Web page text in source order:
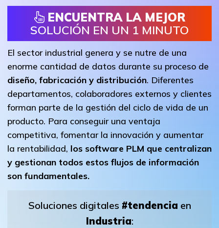
ENCUENTRA LA MEJOR
SOLUCIÓN EN UN 1 MINUTO
El sector industrial genera y se nutre de una
enorme cantidad de datos durante su proceso de
diseño, fabricación y distribución. Diferentes
departamentos, colaboradores externos y clientes
forman parte de la gestión del ciclo de vida de un
producto. Para conseguir una ventaja
competitiva, fomentar la innovación y aumentar
la rentabilidad, los software PLM que centralizan
y gestionan todos estos flujos de información
son fundamentales.
Soluciones digitales #tendenciaen
Industria: